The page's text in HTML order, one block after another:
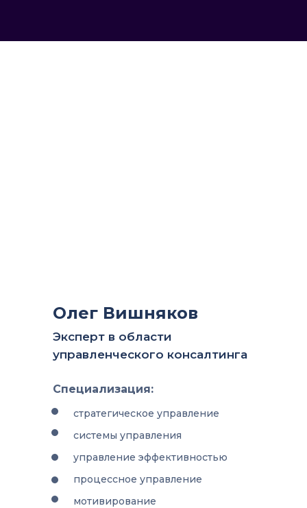
Олег Вишняков
Эксперт в области
управленческого консалтинга
Специализация:
стратегическое управление
системы управления
управление эффективностью
процессное управление
мотивирование